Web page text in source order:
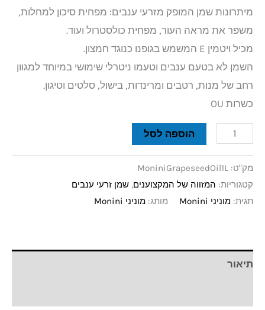
מיתרונות שמן המופק מזרעי ענבים: מפחית סיכון למחלות,
משפר את מראה העור, מפחית כולסטרול ועוד.
מכיל ויטמין E המשמש בגופנו כנוגד חמצון.
השמן לא בטעם ענבים וטעמו ניטרלי שימושי במיוחד למגוון
רחב של מנות, רטבים ומרינדות, בישול, סלטים וטיגון.
כשרות OU
הוספה לסל
מק"ט: MoniniGrapeseedOil1L
קטגוריות: המזווה של המקצוענים, שמן זרעי ענבים
תגית: מוניני Monini מותג: מוניני Monini
תיאור